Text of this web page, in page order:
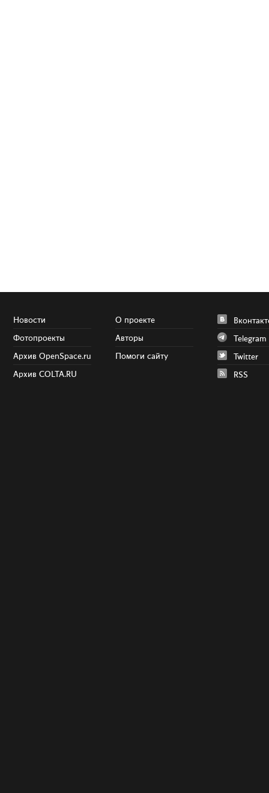
Новости
Фотопроекты
Архив OpenSpace.ru
Архив COLTA.RU
О проекте
Авторы
Помоги сайту
Telegram
Twitter
RSS